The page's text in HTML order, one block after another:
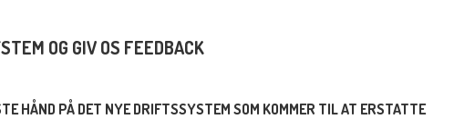
OG GIV OS FEEDBACK
HÅND PÅ DET NYE DRIFTSSYSTEM SOM KOMMER TIL AT ERSTATTE